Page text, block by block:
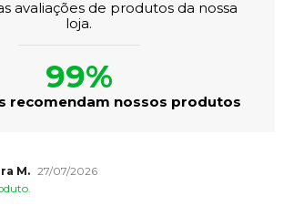
avaliações de produtos da nossa
loja.
99%
recomendam nossos produtos
M. 27/07/2026